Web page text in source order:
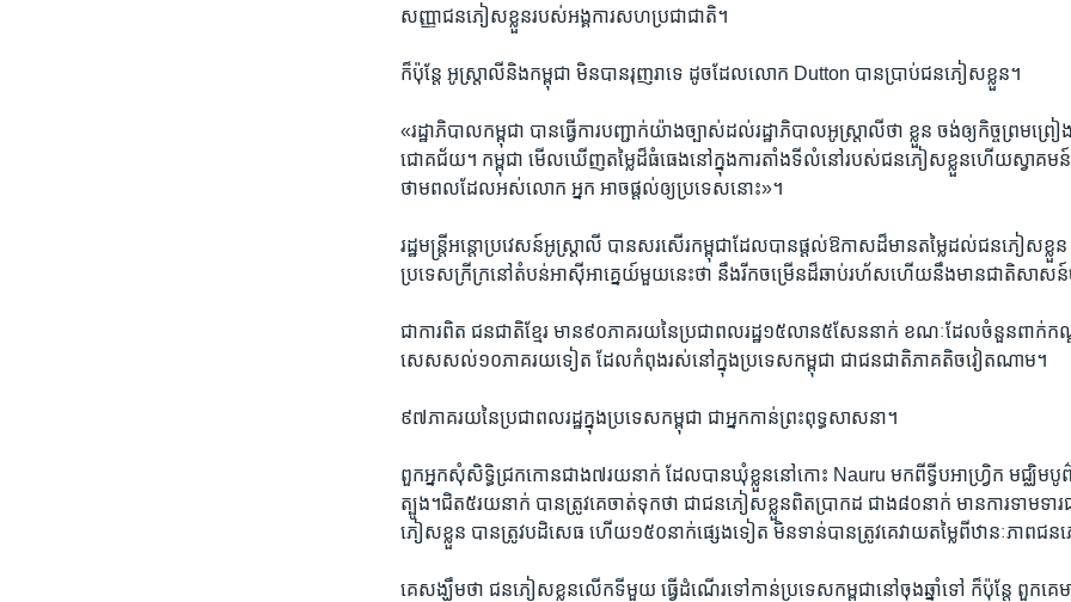
សញ្ញា​ជន​ភៀសខ្លួន​របស់​អង្គការ​សហ​ប្រជាជាតិ។
ក៏ប៉ុន្តែ ​អូស្រ្តាលី​និង​កម្ពុជា ​មិន​បាន​រុញ​រា​ទេ ​ដូចដែល​លោក Dutton ​បានប្រាប់​ជន​ភៀស​ខ្លួន។
«រដ្ឋាភិបាល​កម្ពុជា ​បាន​ធ្វើ​ការ​បញ្ជាក់​យ៉ាង​ច្បាស់​ដល់​រដ្ឋាភិបាល​អូស្រ្តាលីថា ​ខ្លួន ចង់​ឲ្យ​កិច្ច​ព្រម​ព្រ
ជោគជ័យ។ កម្ពុជា ​មើលឃើញតម្លៃ​ដ៏​ធំ​ធេង​នៅ​ក្នុង​ការ​តាំង​ទី​លំនៅរបស់​ជន​ភៀសខ្លួន​ហើយ​ស្វាគ
ថាម​ពលដែល​អស់​លោក អ្នក ​អាច​ផ្តល់ឲ្យ​ប្រទេស​នោះ‍»។
រដ្ឋ​មន្រ្តី​អន្តោប្រវេសន៍​អូស្រ្តាលី បាន​សរសើរកម្ពុជាដែល​បាន​ផ្តល់ឱកាស​ដ៏មាន​តម្លៃ​ដល់​ជន​ភៀស​
ប្រទេស​ក្រីក្រ​នៅ​តំបន់​អាស៊ី​អាគ្នេយ៍​មួយ​នេះ​ថា​ នឹង​រីកចម្រើន​ដ៏​ឆាប់​រហ័ស​ហើយ​នឹង​មាន​ជាតិ​សាសន៍​
ជាការពិត ​ជន​ជាតិ​ខ្មែរ ​មាន​៩០​ភាគរយនៃ​ប្រជា​ពលរដ្ឋ​១៥​លាន​៥សែននាក់ ​ខណៈ​ដែលចំនួន​ពាក់​ក
សេសសល់​១០​ភាគរយ​ទៀត ​ដែល​កំពុង​រស់​នៅ​ក្នុង​ប្រទេស​កម្ពុជា ​ជា​ជន​ជាតិ​ភាគ​តិច​វៀត​ណាម។
៩៧​ភាគរយនៃ​ប្រជា​ពលរដ្ឋ​ក្នុង​ប្រទេស​កម្ពុជា ​ជា​អ្នក​កាន់​ព្រះពុទ្ធ​សាសនា។
ពួក​អ្នក​សុំ​សិទ្ធិ​ជ្រក​កោន​ជាង​៧​រយនាក់ ​ដែល​បាន​ឃុំ​ខ្លួន​នៅ​កោះ Nauru ​មក​ពី​ទ្វីប​អាហ្វ្រិក ​មជ្ឈិមបូ
ត្បូង។ជិត​៥រយនាក់ ​បាន​ត្រូវ​គេ​ចាត់​ទុក​ថា ​ជា​ជន​ភៀស​ខ្លួន​ពិតប្រាកដ ​ជាង​៨០​នាក់ មាន​ការទាម​ទារ​
ភៀសខ្លួន ​បាន​ត្រូវ​បដិសេធ ​ហើយ​១៥០​នាក់​ផ្សេង​ទៀត ​មិនទាន់​បានត្រូវគេ​វាយ​តម្លៃ​ពី​ឋានៈ​ភាព​ជន​
គេសង្ឃឹម​ថា ​ជន​ភៀស​ខ្លួន​លើកទី​មួយ ធ្វើ​ដំណើរ​ទៅ​កាន់ប្រទេស​កម្ពុជា​នៅ​ចុងឆ្នាំ​ទៅ​ ក៏ប៉ុន្តែ ពួកគេមា